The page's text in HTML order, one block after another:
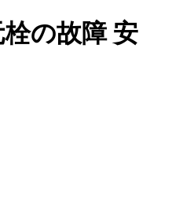
の故障 安